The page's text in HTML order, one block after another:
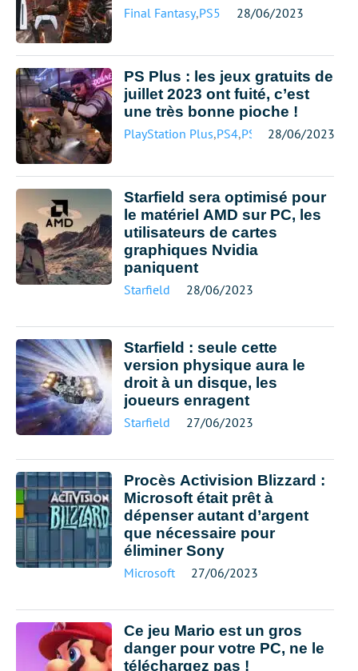
Final Fantasy,PS5 28/06/2023
PS Plus : les jeux gratuits de
juillet 2023 ont fuité, c’est
une très bonne pioche !
PlayStation Plus,PS4,PS5 28/06/2023
Starfield sera optimisé pour
le matériel AMD sur PC, les
utilisateurs de cartes
graphiques Nvidia
paniquent
Starfield 28/06/2023
Starfield : seule cette
version physique aura le
droit à un disque, les
joueurs enragent
Starfield 27/06/2023
Procès Activision Blizzard :
Microsoft était prêt à
dépenser autant d’argent
que nécessaire pour
éliminer Sony
Microsoft 27/06/2023
Ce jeu Mario est un gros
danger pour votre PC, ne le
téléchargez pas !